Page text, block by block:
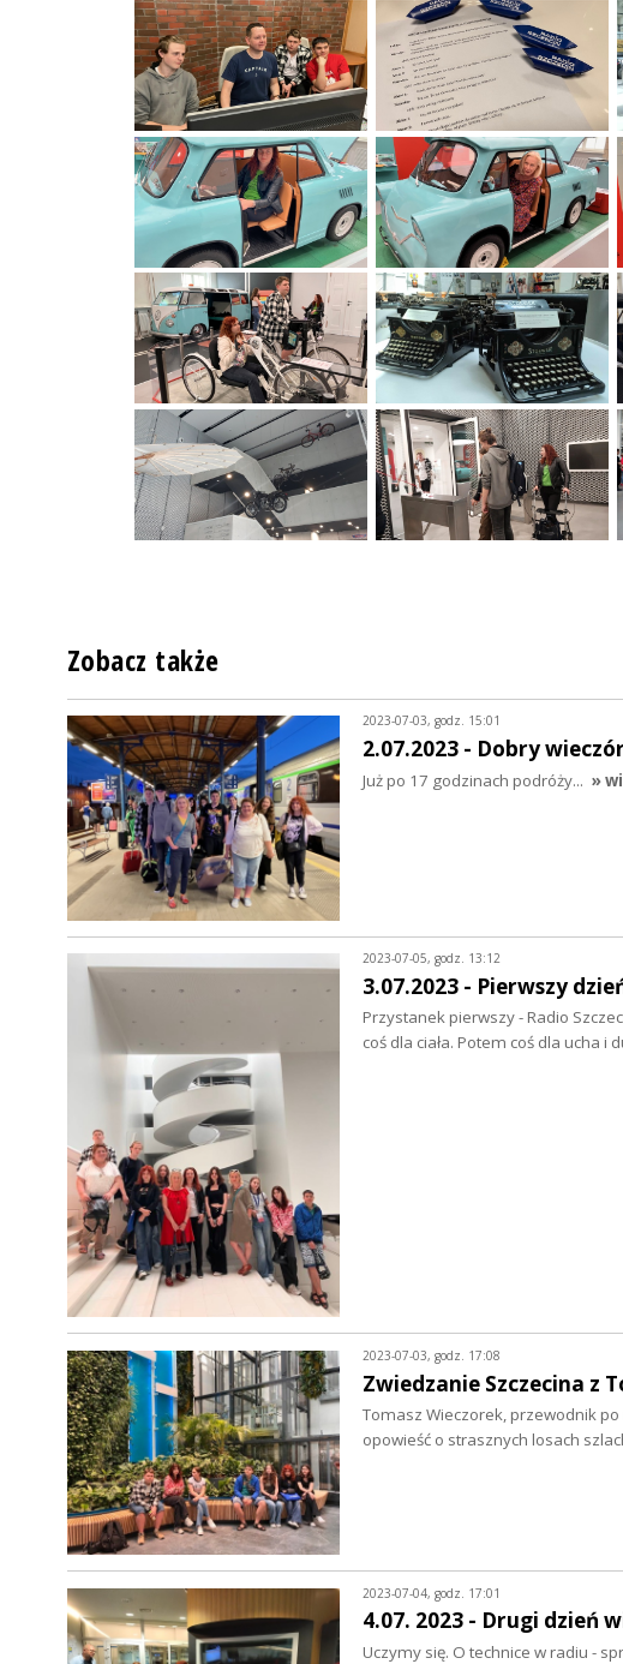
Zobacz także
2023-07-03, godz. 15:01
2.07.2023 - Dobry
Już po 17 godzinach podróży... »
2023-07-05, godz. 13:12
3.07.2023 - Pierwszy
Przystanek pierwszy - Radio
coś dla ciała. Potem coś dla ucha i
2023-07-03, godz. 17:08
Zwiedzanie Szczecina z
Tomasz Wieczorek, przewodnik
opowieść o strasznych losach
2023-07-04, godz. 17:01
4.07. 2023 - Drugi dzień
Uczymy się. O technice w radiu -